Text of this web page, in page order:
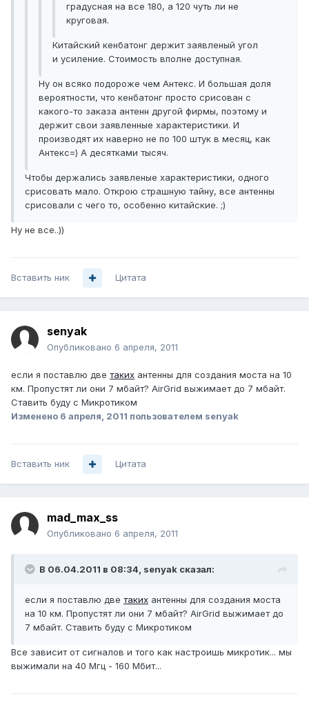
градусная на все 180, а 120 чуть ли не
круговая.
Китайский кенбатонг держит заявленый угол
и усиление. Стоимость вполне доступная.
Ну он всяко подороже чем Антекс. И большая доля
вероятности, что кенбатонг просто срисован с
какого-то заказа антенн другой фирмы, поэтому и
держит свои заявленные характеристики. И
производят их наверно не по 100 штук в месяц, как
Антекс=) А десятками тысяч.
Чтобы держались заявленые характеристики, одного
срисовать мало. Открою страшную тайну, все антенны
срисовали с чего то, особенно китайские. ;)
Ну не все..))
Вставить ник Цитата
senyak
Опубликовано 6 апреля, 2011
если я поставлю две таких антенны для создания моста на 10
км. Пропустят ли они 7 мбайт? AirGrid выжимает до 7 мбайт.
Ставить буду с Микротиком
Изменено 6 апреля, 2011 пользователем senyak
Вставить ник Цитата
mad_max_ss
Опубликовано 6 апреля, 2011
В 06.04.2011 в 08:34, senyak сказал:
если я поставлю две таких антенны для создания моста
на 10 км. Пропустят ли они 7 мбайт? AirGrid выжимает до
7 мбайт. Ставить буду с Микротиком
Все зависит от сигналов и того как настроишь микротик... мы
выжимали на 40 Мгц - 160 Мбит...